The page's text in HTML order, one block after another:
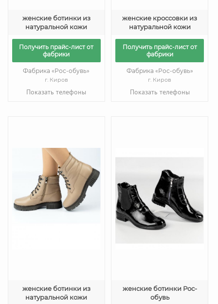
женские ботинки из
натуральной кожи
Получить прайс-лист от
фабрики
Фабрика «Рос-обувь»
г. Киров
Показать телефоны
женские кроссовки из
натуральной кожи
Получить прайс-лист от
фабрики
Фабрика «Рос-обувь»
г. Киров
Показать телефоны
женские ботинки из
натуральной кожи
женские ботинки Рос-
обувь